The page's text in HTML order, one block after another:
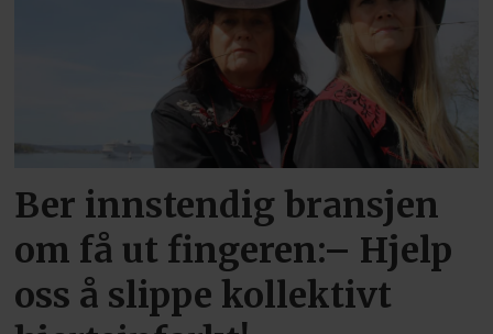
Ber innstendig bransjen
om få ut fingeren:– Hjelp
oss å slippe kollektivt